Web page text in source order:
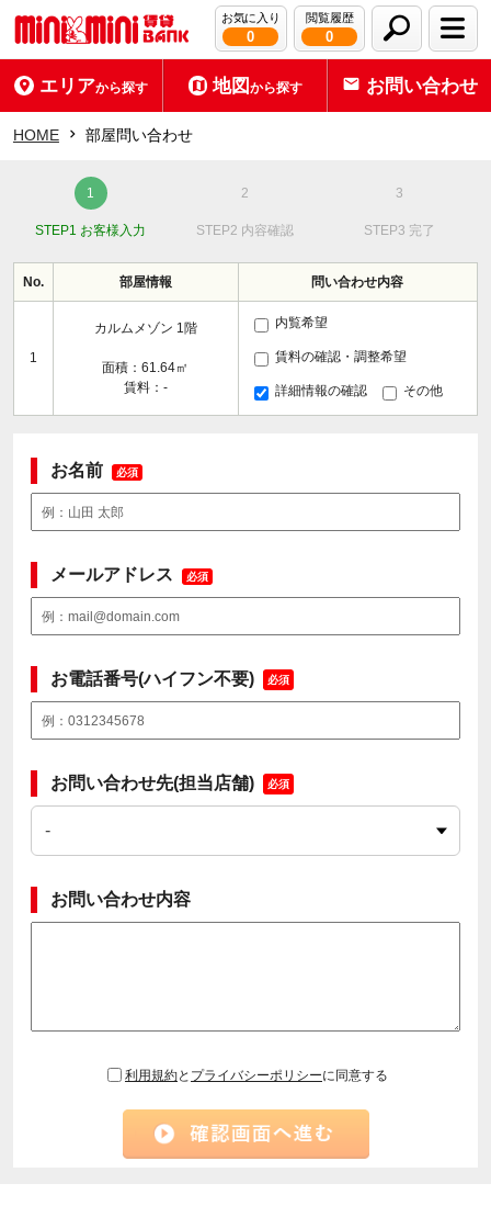
お気に入り
0
閲覧履歴
0
エリアから探す 地図から探す お問い合わせ
HOME 部屋問い合わせ
STEP1 お客様入力 STEP2 内容確認 STEP3 完了
No. 部屋情報 問い合わせ内容
1
カルムメゾン 1階
面積：61.64㎡
賃料：-
内覧希望
賃料の確認・調整希望
詳細情報の確認 その他
お名前 必須
メールアドレス 必須
お電話番号(ハイフン不要) 必須
お問い合わせ先(担当店舗) 必須
お問い合わせ内容
利用規約と プライバシーポリシーに同意する